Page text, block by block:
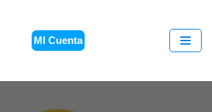
MI Cuenta